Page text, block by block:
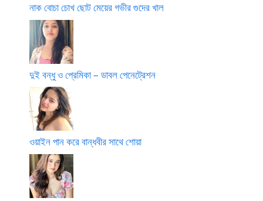
নাক বোচা চোখ ছোট মেয়ের গভীর গুদের খাল
দুই বন্ধু ও প্রেমিকা – ডাবল পেনেট্রেশন
ওয়াইন পান করে বান্ধবীর সাথে শোয়া